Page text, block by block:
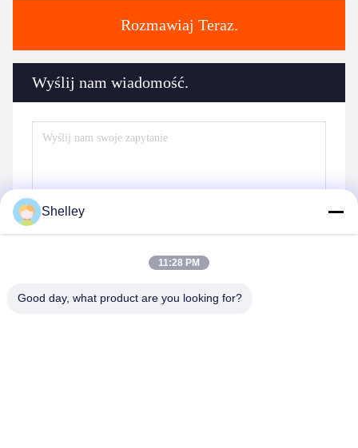
Rozmawiaj Teraz.
Wyślij nam wiadomość.
Shelley
11:28 PM
Good day, what product are you looking for?